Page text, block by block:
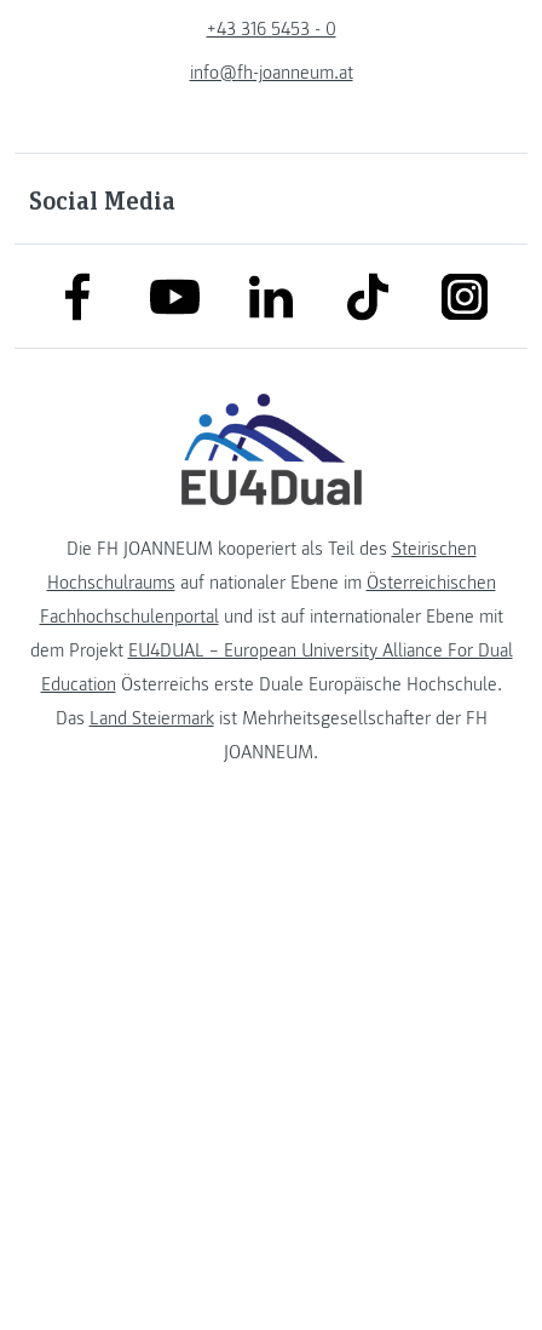
+43 316 5453 - 0
info@fh-joanneum.at
Social Media
link to facebooklink to youtubelink to linkedinlink to tiktok link to
Die FH JOANNEUM kooperiert als Teil des Steirischen
Hochschulraums auf nationaler Ebene im Österreichischen
Fachhochschulenportalund ist auf internationaler Ebene mit
dem Projekt EU4DUAL – European University Alliance For Dual
Education Österreichs erste Duale Europäische Hochschule.
Das Land Steiermarkist Mehrheitsgesellschafter der FH
JOANNEUM.